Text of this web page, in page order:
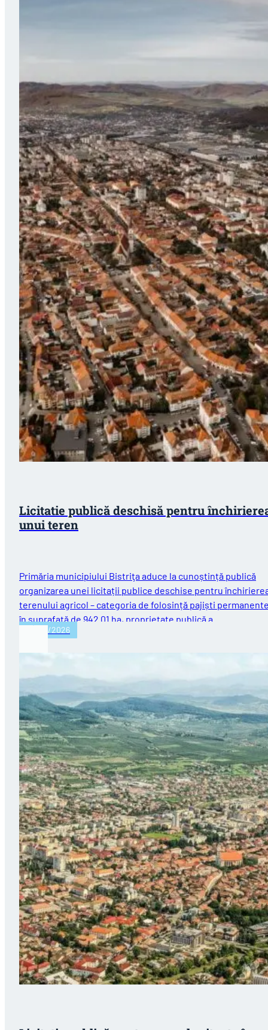
Licitatie publică deschisă pentru
unui teren
Primăria municipiului Bistriţa aduce la cunoștință publică
organizarea unei licitații publice deschise pentru
terenului agricol – categoria de folosință pajiști
în suprafață de 942.01 ha, proprietate publică a…
06/03/2026